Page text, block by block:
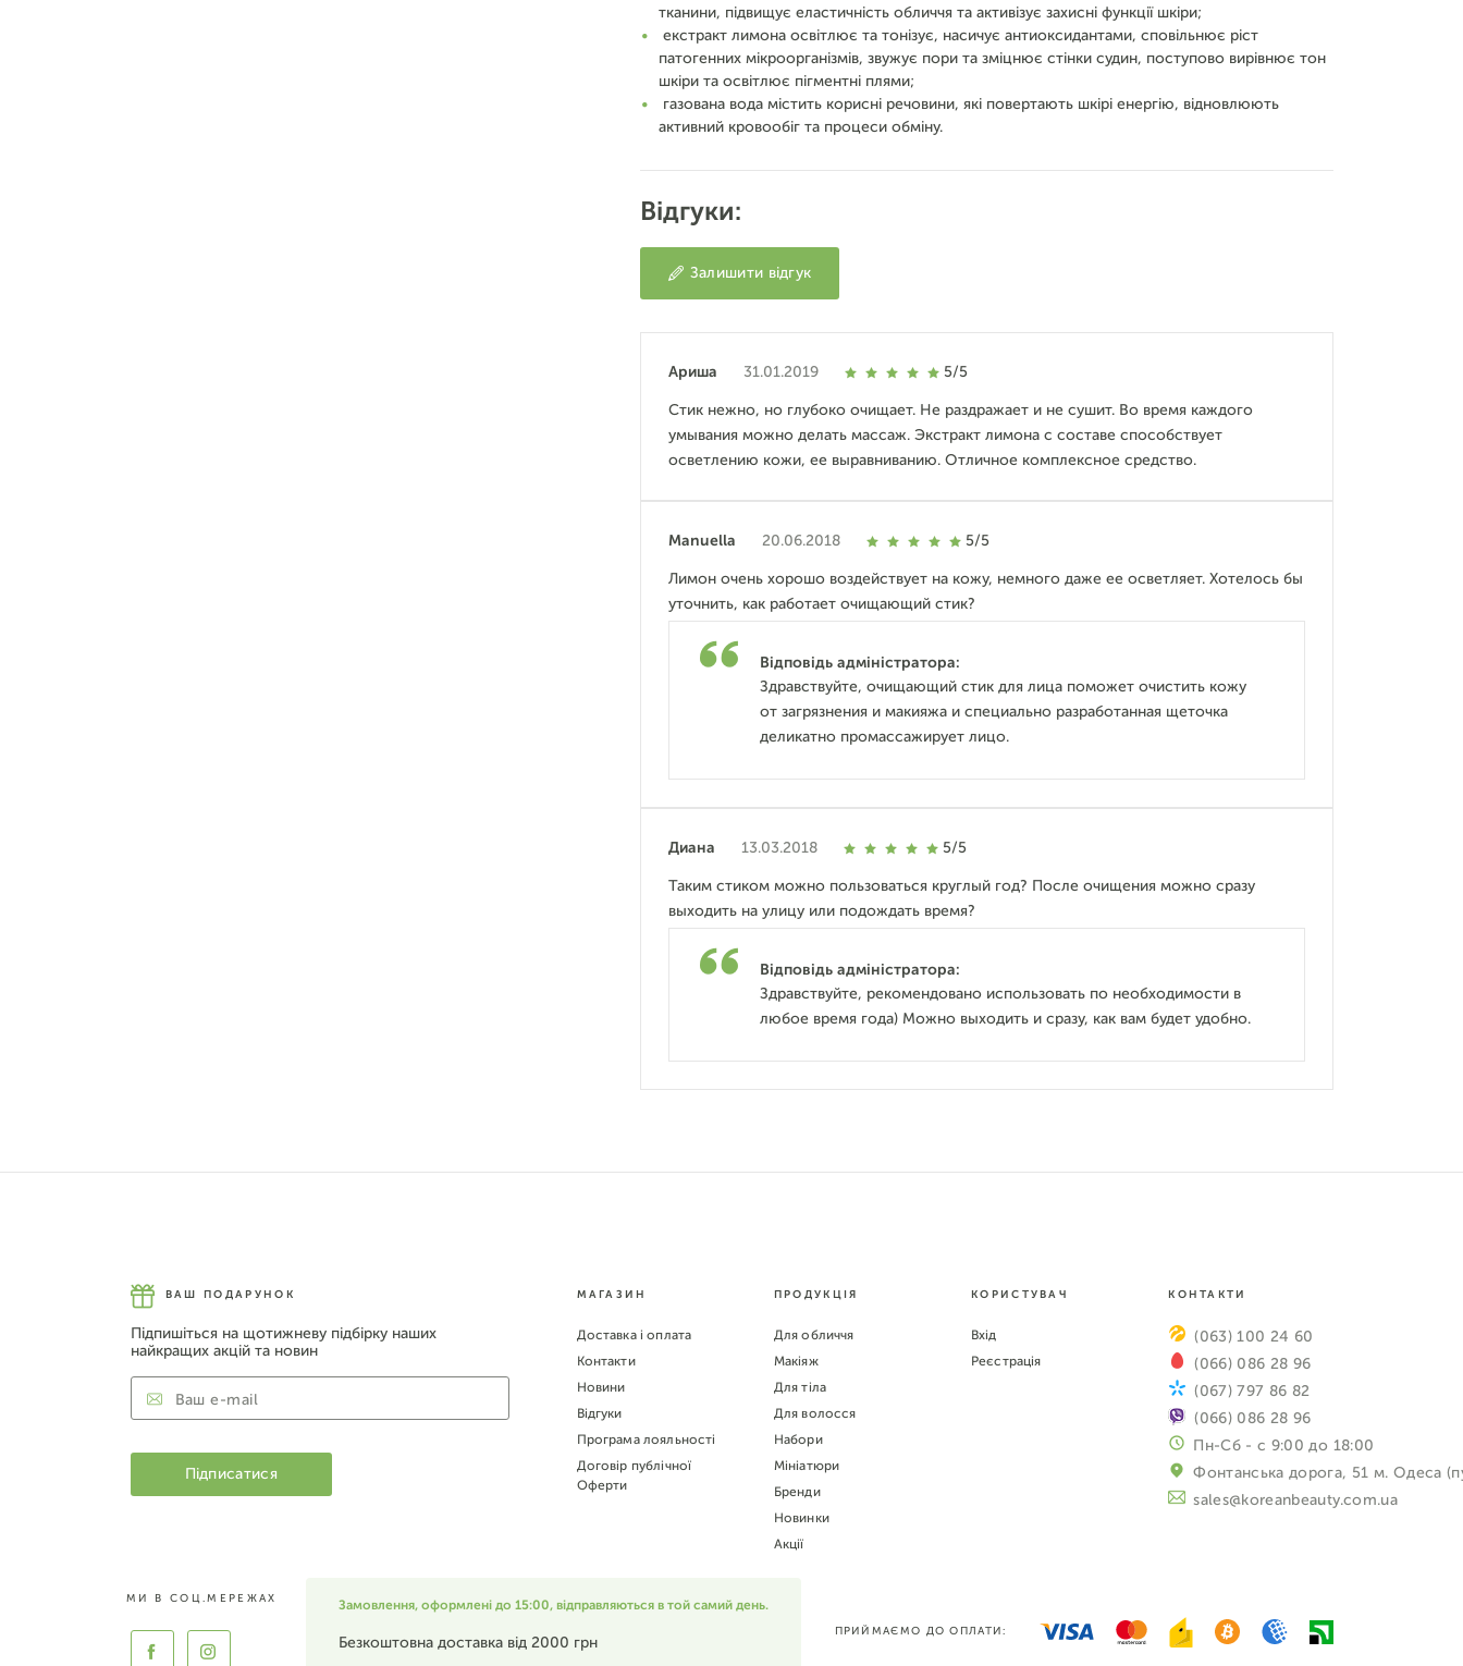
тканини, підвищує еластичність обличчя та активізує захисні функції шкіри;
екстракт лимона освітлює та тонізує, насичує антиоксидантами, сповільнює ріст
патогенних мікроорганізмів, звужує пори та зміцнює стінки судин, поступово вирівнює тон
шкіри та освітлює пігментні плями;
газована вода містить корисні речовини, які повертають шкірі енергію, відновлюють
активний кровообіг та процеси обміну.
Відгуки:
Залишити відгук
Ариша 31.01.2019 5/5
Стик нежно, но глубоко очищает. Не раздражает и не сушит. Во время каждого
умывания можно делать массаж. Экстракт лимона с составе способствует
осветлению кожи, ее выравниванию. Отличное комплексное средство.
Manuella 20.06.2018 5/5
Лимон очень хорошо воздействует на кожу, немного даже ее осветляет. Хотелось бы
уточнить, как работает очищающий стик?
Відповідь адміністратора:
Здравствуйте, очищающий стик для лица поможет очистить кожу
от загрязнения и макияжа и специально разработанная щеточка
деликатно промассажирует лицо.
Диана 13.03.2018 5/5
Таким стиком можно пользоваться круглый год? После очищения можно сразу
выходить на улицу или подождать время?
Відповідь адміністратора:
Здравствуйте, рекомендовано использовать по необходимости в
любое время года) Можно выходить и сразу, как вам будет удобно.
ВАШ ПОДАРУНОК
Підпишіться на щотижневу підбірку наших
найкращих акцій та новин
МАГАЗИН
Доставка і оплата
Контакти
Новини
Відгуки
Програма лояльності
Договір публічної
Оферти
ПРОДУКЦІЯ
Для обличчя
Макіяж
Для тіла
Для волосся
Набори
Мініатюри
Бренди
Новинки
Акції
КОРИСТУВАЧ
Вхід
Реєстрація
КОНТАКТИ
(063) 100 24 60
(066) 086 28 96
(067) 797 86 82
(066) 086 28 96
Пн-Сб - с 9:00 до 18:00
Фонтанська дорога, 51 м. Одеса
sales@koreanbeauty.com.ua
МИ В СОЦ.МЕРЕЖАХ Замовлення, оформлені до 15:00, відправляються в той самий день.
Безкоштовна доставка від 2000 грн
ПРИЙМАЄМО ДО ОПЛАТИ: